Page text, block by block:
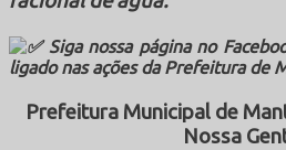
Siga nossa página no
ligado nas ações da Prefeitura de
Prefeitura Municipal de
Nossa